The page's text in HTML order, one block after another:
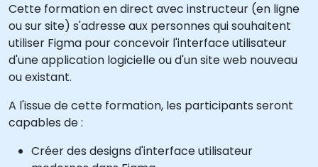
Cette formation en direct avec instructeur (en ligne
ou sur site) s'adresse aux personnes qui souhaitent
utiliser Figma pour concevoir l'interface utilisateur
d'une application logicielle ou d'un site web nouveau
ou existant.
A l'issue de cette formation, les participants seront
capables de :
Créer des designs d'interface utilisateur